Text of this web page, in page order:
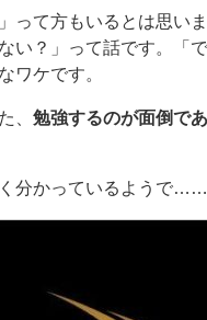
って方もいるとは思い
い？」って話です。「
なワケです。
、 勉強するのが面倒で
分かっているようで……